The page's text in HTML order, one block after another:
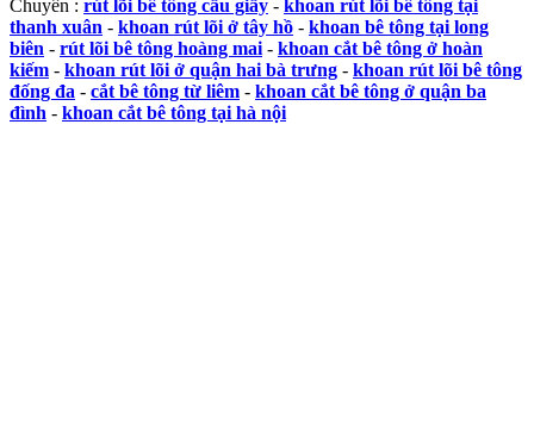
Chuyên : rút lõi bê tông cầu giấy - khoan rút lõi bê tông tại
thanh xuân - khoan rút lõi ở tây hồ - khoan bê tông tại long
biên - rút lõi bê tông hoàng mai - khoan cắt bê tông ở hoàn
kiếm - khoan rút lõi ở quận hai bà trưng - khoan rút lõi bê tông
đống đa - cắt bê tông từ liêm - khoan cắt bê tông ở quận ba
đình - khoan cắt bê tông tại hà nội